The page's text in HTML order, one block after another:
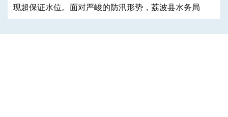
现超保证水位。 面对严峻的防汛形势，荔波县水务局